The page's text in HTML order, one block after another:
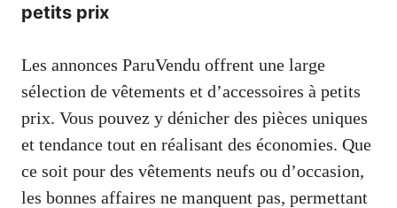
petits prix
Les annonces ParuVendu offrent une large
sélection de vêtements et d’accessoires à petits
prix. Vous pouvez y dénicher des pièces uniques
et tendance tout en réalisant des économies. Que
ce soit pour des vêtements neufs ou d’occasion,
les bonnes affaires ne manquent pas, permettant